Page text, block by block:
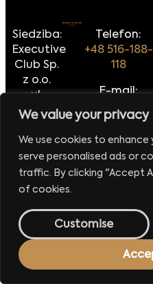
We value your privacy
We use cookies to enhance
serve personalised ads or
traffic. By clicking "Accept
of cookies.
Customise
Siedziba:
Executive
Club Sp.
z o.o.
ul.
Krucza
00-526
Warszawa
Telefon:
+48 516-188-
118
E-mail:
Made by42MORROW.PL
już 29